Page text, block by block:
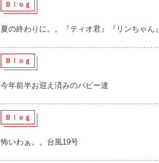
Ｂｌｏｇ
夏の終わりに。。『ティオ君』『リンちゃん』
Ｂｌｏｇ
今年前半お迎え済みのパピー達
Ｂｌｏｇ
怖いわぁ。。台風19号